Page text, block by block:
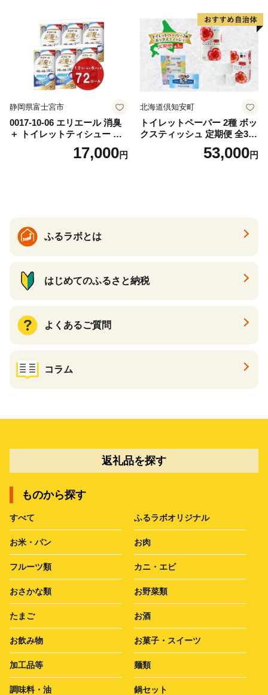
ー 消耗品 備蓄 送料無料 北海
道 倶知安町 日用品
静岡県富士宮市
0017-10-06 エリエール 消臭
＋ トイレットティシュー し
っかり香るフレッシュクリア
の香り ダブル 12ロール×6パ
17,000円
北海道倶知安町
トイレットペーパー 2種 ボッ
クスティッシュ 定期便 全3
回 日本製 まとめ買い 防災
常備品 日用雑貨 消耗品 生活
53,000円
ふるラボとは
はじめてのふるさと納税
よくあるご質問
コラム
返礼品を探す
ものから探す
すべて ふるラボオリジナル
お米・パン お肉
フルーツ類 カニ・エビ
おさかな類 お野菜類
たまご お酒
お飲み物 お菓子・スイーツ
加工品等 麺類
調味料・油 鍋セット